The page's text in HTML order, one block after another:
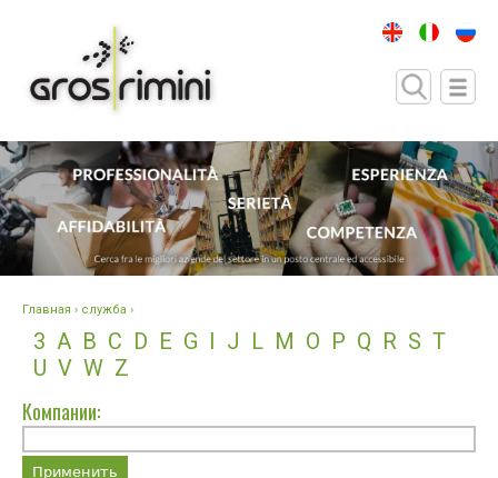
Главная › служба ›
3 A B C D E G I J L M O P Q R S T
U V W Z
Компании: